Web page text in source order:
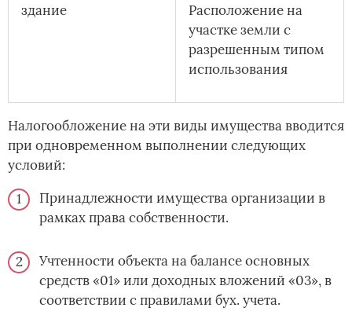
здание
Расположение на
участке земли с
разрешенным типом
использования
Налогообложение на эти виды имущества вводится
при одновременном выполнении следующих
условий:
Принадлежности имущества организации в
рамках права собственности.
Учтенности объекта на балансе основных
средств «01» или доходных вложений «03», в
соответствии с правилами бух. учета.